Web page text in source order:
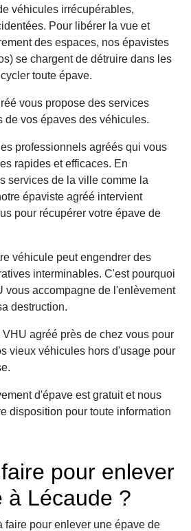
véhicules irrécupérables,
Pour libérer la vue et
des espaces, nos épavistes
se chargent de détruire dans les
toute épave.
vous propose des services
de vos épaves des véhicules.
professionnels agréés qui vous
rapides et efficaces. En
services de la ville comme la
épaviste agréé intervient
pour récupérer votre épave de
véhicule peut engendrer des
interminables. C'est pourquoi
vous accompagne de l'enlèvement
destruction.
agréé près de chez vous pour
vieux véhicules hors d'usage pour
d'épave est gratuit et nous
disposition pour toute information
pour enlever
à Lécaude ?
faire pour enlever une épave de